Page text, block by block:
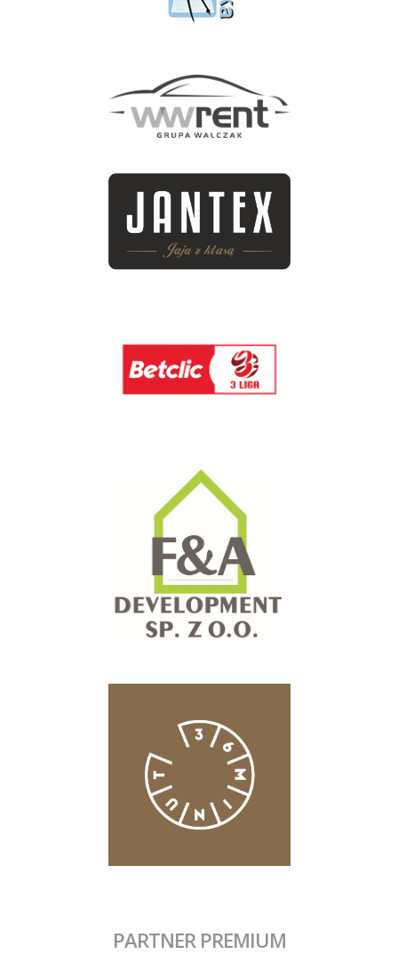
PARTNER PREMIUM